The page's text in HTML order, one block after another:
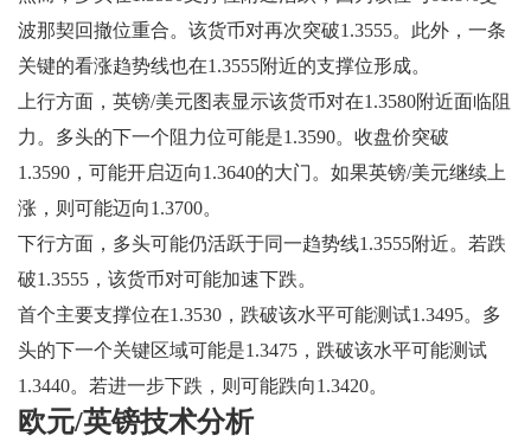
波那契回撤位重合。该货币对再次突破1.3555。此外，一条
关键的看涨趋势线也在1.3555附近的支撑位形成。
上行方面，英镑/美元图表显示该货币对在1.3580附近面临阻
力。多头的下一个阻力位可能是1.3590。收盘价突破
1.3590，可能开启迈向1.3640的大门。如果英镑/美元继续上
涨，则可能迈向1.3700。
下行方面，多头可能仍活跃于同一趋势线1.3555附近。若跌
破1.3555，该货币对可能加速下跌。
首个主要支撑位在1.3530，跌破该水平可能测试1.3495。多
头的下一个关键区域可能是1.3475，跌破该水平可能测试
1.3440。若进一步下跌，则可能跌向1.3420。
欧元/英镑技术分析